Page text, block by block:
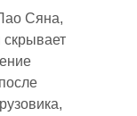
Сяна,